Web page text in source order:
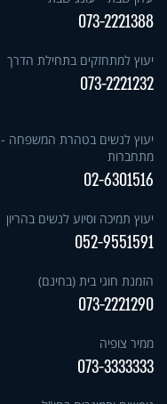
073-2221388
יעוץ למתחזקים בתחילת הדרך
073-2221232
יעוץ לנשים בטהרת המשפחה -
מתחברות
02-6301516
יעוץ תמיכה וסיוע לנשים בהריון
052-9551591
הזמנת חוגי בית (בחינם)
073-2221290
ממיר צופיה
073-3333333